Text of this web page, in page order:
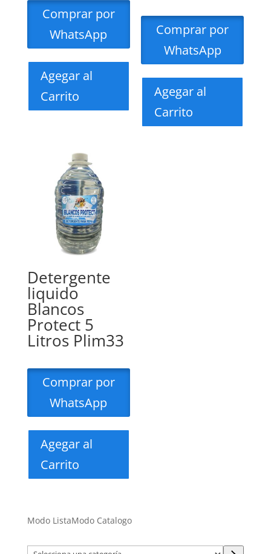
Comprar por
WhatsApp
Agegar al
Carrito
Comprar por
WhatsApp
Agegar al
Carrito
Detergente
liquido
Blancos
Protect 5
Litros Plim33
Comprar por
WhatsApp
Agegar al
Carrito
Modo ListaModo Catalogo